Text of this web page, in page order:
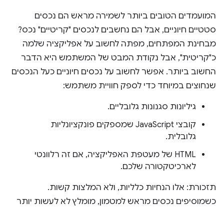
המועמדים הטובים ביותר לשמירה מראש הם נכסים
סטטיים חיוניים, אבל הם נחשבים לנכסים "קריטיים" נכס?
מבחינת המפתחים, מפתה לחשוב על אפליקציה שלמה
כ"קריטית", אבל נקודת המבט של המשתמש היא הדבר
החשוב ביותר. אפשר לחשוב על נכסים חיוניים כעל הנכסים
שנחוצים במיוחד כדי לספק חוויית משתמש:
גיליונות סגנונות גלובליים.
קובצי JavaScript שמספקים פונקציונליות
גלובלית.
HTML של מעטפת האפליקציה, אם זה רלוונטי
לארכיטקטורה שלכם.
תזכורת: אלו הנחיות כלליות, ולא המלצות קשות.
כשמוסיפים נכסים מראש למטמון, מומלץ לא לעשות יותר